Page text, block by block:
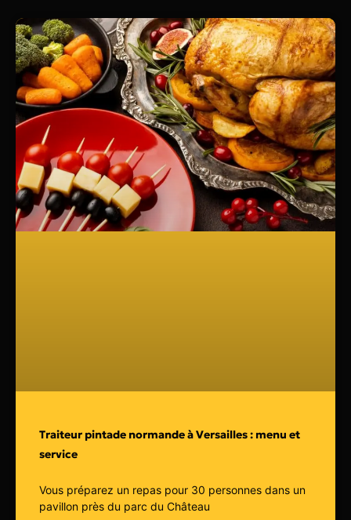
Traiteur pintade normande à Versailles : menu et
service
Vous préparez un repas pour 30 personnes dans un
pavillon près du parc du Château